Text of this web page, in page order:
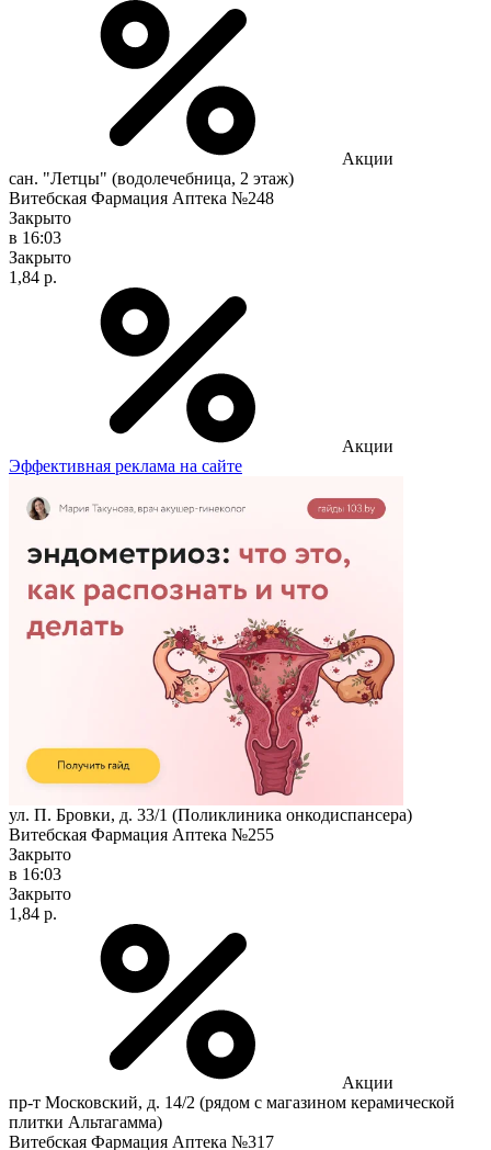
Акции
сан. "Летцы" (водолечебница, 2 этаж)
Витебская Фармация Аптека №248
Закрыто
в 16:03
Закрыто
1,84 р.
Акции
Эффективная реклама на сайте
ул. П. Бровки, д. 33/1 (Поликлиника онкодиспансера)
Витебская Фармация Аптека №255
Закрыто
в 16:03
Закрыто
1,84 р.
Акции
пр-т Московский, д. 14/2 (рядом с магазином керамической
плитки Альтагамма)
Витебская Фармация Аптека №317